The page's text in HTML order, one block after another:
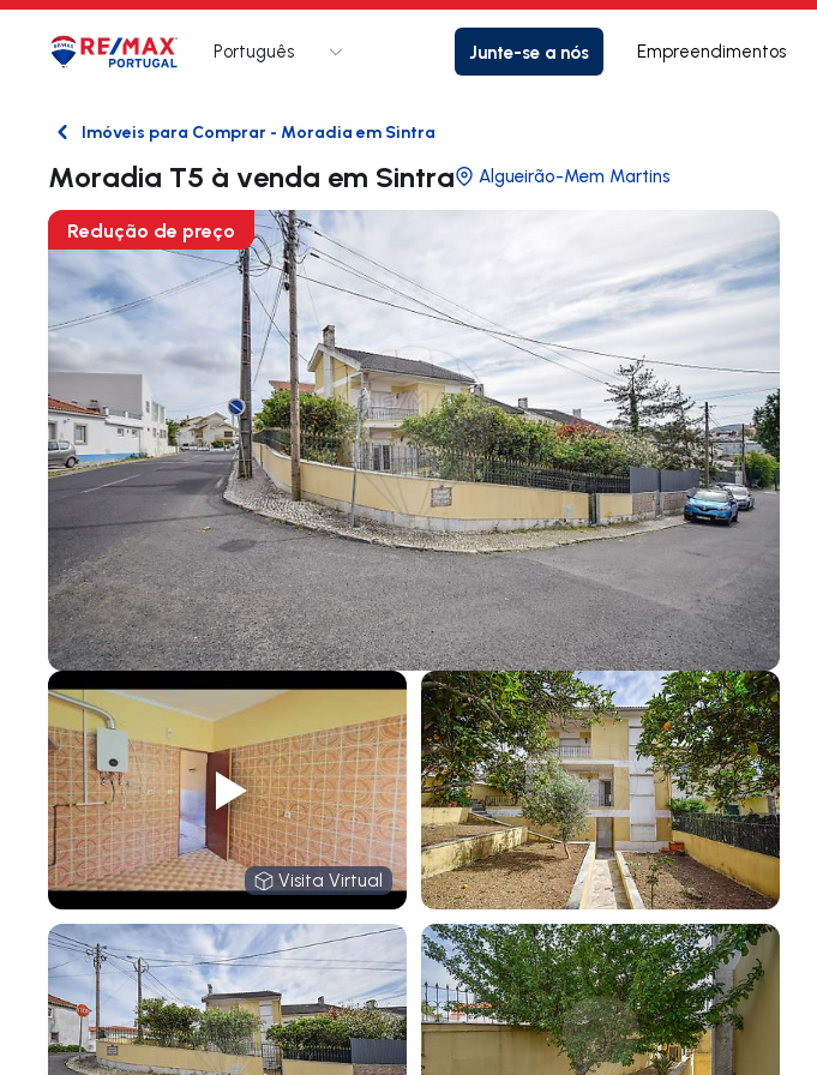
Logo Ir para página inicial
Português Junte-se a nós Empreendimentos
VoltarImóveis para Comprar - Moradia em Sintra
Moradia T5 à venda em Sintra Algueirão-Mem Martins
Redução de preço
Visita Virtual
Visita Virtual